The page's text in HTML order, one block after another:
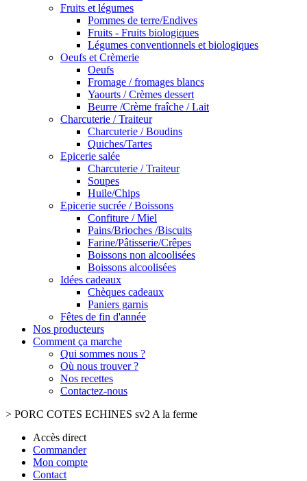
Fruits et légumes
Pommes de terre/Endives
Fruits - Fruits biologiques
Légumes conventionnels et biologiques
Oeufs et Crèmerie
Oeufs
Fromage / fromages blancs
Yaourts / Crèmes dessert
Beurre /Crème fraîche / Lait
Charcuterie / Traiteur
Charcuterie / Boudins
Quiches/Tartes
Epicerie salée
Charcuterie / Traiteur
Soupes
Huile/Chips
Epicerie sucrée / Boissons
Confiture / Miel
Pains/Brioches /Biscuits
Farine/Pâtisserie/Crêpes
Boissons non alcoolisées
Boissons alcoolisées
Idées cadeaux
Chèques cadeaux
Paniers garnis
Fêtes de fin d'année
Nos producteurs
Comment ça marche
Qui sommes nous ?
Où nous trouver ?
Nos recettes
Contactez-nous
> PORC COTES ECHINES sv2 A la ferme
Accès direct
Commander
Mon compte
Contact